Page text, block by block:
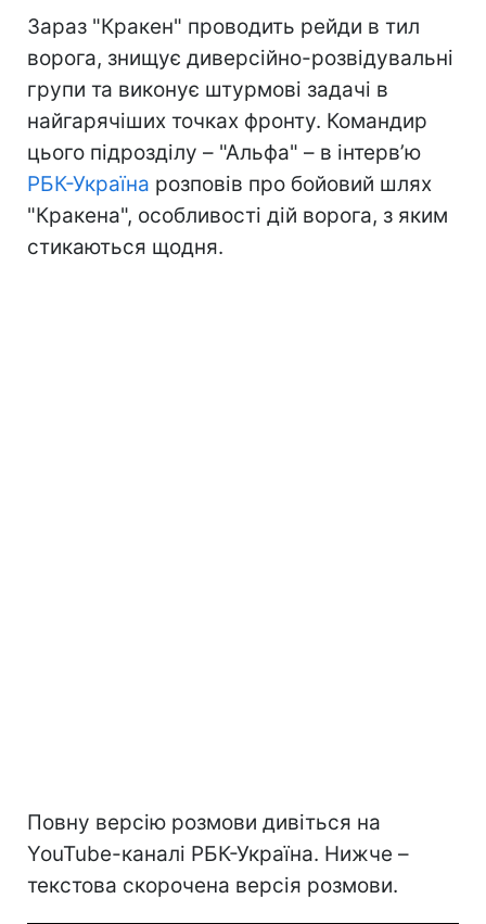
Зараз "Кракен" проводить рейди в тил
ворога, знищує диверсійно-розвідувальні
групи та виконує штурмові задачі в
найгарячіших точках фронту. Командир
цього підрозділу – "Альфа" – в інтерв’ю
РБК-Україна розповів про бойовий шлях
"Кракена", особливості дій ворога, з яким
стикаються щодня.
Повну версію розмови дивіться на
YouTube-каналі РБК-Україна. Нижче –
текстова скорочена версія розмови.